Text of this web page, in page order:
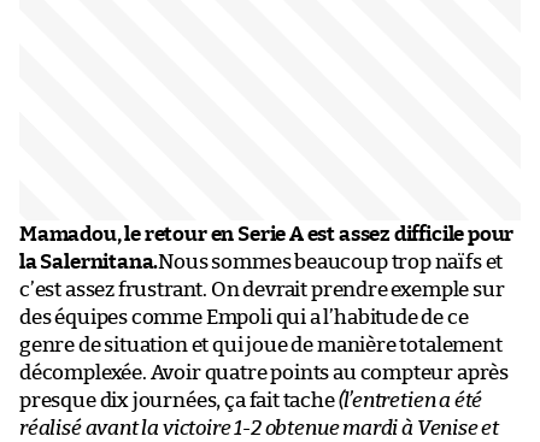
Mamadou, le retour en Serie A est assez difficile pour
la Salernitana.Nous sommes beaucoup trop naïfs et
c’est assez frustrant. On devrait prendre exemple sur
des équipes comme Empoli qui a l’habitude de ce
genre de situation et qui joue de manière totalement
décomplexée. Avoir quatre points au compteur après
presque dix journées, ça fait tache(l’entretien a été
réalisé avant la victoire 1-2 obtenue mardi à Venise et